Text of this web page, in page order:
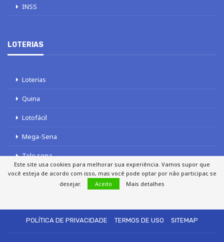
INSS
LOTERIAS
Loterias
Quina
Lotofácil
Mega-Sena
Tele sena
POLÍTICA DE PRIVACIDADE
TERMOS DE USO SITEMAP
Este site usa cookies para melhorar sua experiência. Vamos supor que
você esteja de acordo com isso, mas você pode optar por não participar, se
desejar.
Aceito Mais detalhes